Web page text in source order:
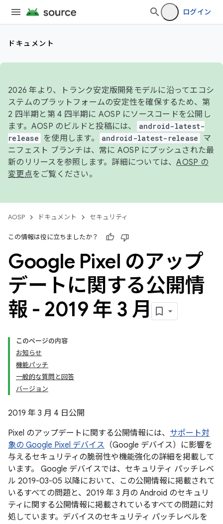
ログイン
ドキュメント
2026 年より、トランク安定版開発モデルに沿ってエコシ
ステムのプラットフォームの安定性を確保するため、第
2 四半期と第 4 四半期に AOSP にソースコードを公開し
ます。AOSP のビルドと投稿には、
android-latest-
release
を使用します。 android-latest-release
マ
ニフェスト ブランチは、常に AOSP にプッシュされた最
新のリリースを参照します。詳細については、AOSP の
変更点をご覧ください。
AOSP ドキュメント セキュリティ
この情報は役に立ちましたか？
Google Pixel のアップ
デートに関する公開情
報 - 2019 年 3 月
このページの内容
お知らせ
機能パッチ
一般的な質問と回答
バージョン
2019 年 3 月 4 日公開
Pixel のアップデートに関する公開情報には、 サポート対
象の Google Pixel デバイス （Google デバイス）に影響を
与えるセキュリティの脆弱性や機能強化の詳細を掲載して
います。 Google デバイスでは、セキュリティ パッチレベ
ル 2019-03-05 以降において、この公開情報に掲載されて
いるすべての問題と、2019 年 3 月の Android のセキュリ
ティに関する公開情報に掲載されているすべての問題に対
処しています。デバイスのセキュリティ パッチレベルを